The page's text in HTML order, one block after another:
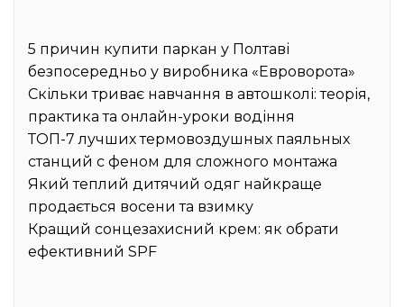
5 причин купити паркан у Полтаві
безпосередньо у виробника «Евроворота»
Скільки триває навчання в автошколі: теорія,
практика та онлайн-уроки водіння
ТОП-7 лучших термовоздушных паяльных
станций с феном для сложного монтажа
Який теплий дитячий одяг найкраще
продається восени та взимку
Кращий сонцезахисний крем: як обрати
ефективний SPF